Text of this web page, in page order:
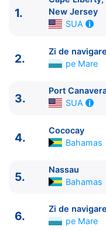
Jersey,
SUA
Odyssey of the Seas
Ziua | Portul | Sosire
1.
New Jersey
SUA
2.
Zi de navigare
pe Mare
3.
Port
SUA
4.
Cococay
Bahamas
5.
Nassau
Bahamas
6.
Zi de navigare
pe Mare